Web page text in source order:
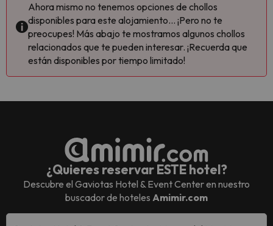
Ahora mismo no tenemos opciones de chollos
disponibles para este alojamiento... ¡Pero no te
preocupes! Más abajo te mostramos algunos chollos
relacionados que te pueden interesar. ¡Recuerda que
están disponibles por tiempo limitado!
¿Quieres reservar ESTE hotel?
Descubre el Gaviotas Hotel & Event Centeren nuestro
buscador de hoteles Amimir.com